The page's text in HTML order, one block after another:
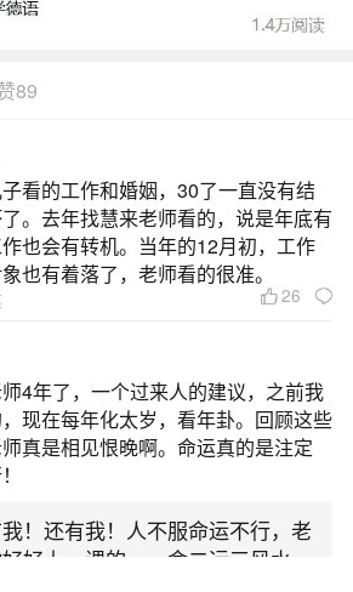
人的八字不合还相克分开了好
题，但是小问题不注意可能会
这个问题给大家做一些解读：
相克在一起不结婚行不行？
都有自己的生辰八字，而在八字
另外一个方面的问题，也就是
个人八字相克的话，那么所产
面的，如果说发生在两个人的婚
更是特别难的一件事情还是要提
克在一起不结婚好不好八字不
能结婚。先父和家母的八字就明
89
看的工作和婚姻，30了一直没有结
。去年找慧来老师看的，说是年底有
也会有转机。当年的12月初，工作
也有着落了，老师看的很准。
26
4年了，一个过来人的建议，之前我
现在每年化太岁，看年卦。回顾这些
真是相见恨晚啊。命运真的是注定
！还有我！人不服命运不行，老
好上一课的。一命二运三风水，